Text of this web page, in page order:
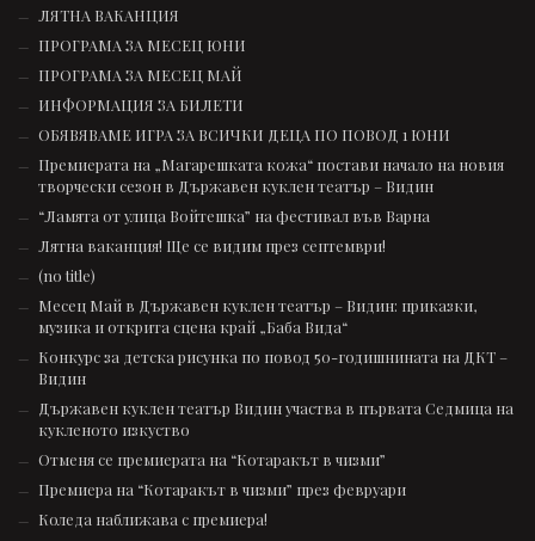
ЛЯТНА ВАКАНЦИЯ
ПРОГРАМА ЗА МЕСЕЦ ЮНИ
ПРОГРАМА ЗА МЕСЕЦ МАЙ
ИНФОРМАЦИЯ ЗА БИЛЕТИ
ОБЯВЯВАМЕ ИГРА ЗА ВСИЧКИ ДЕЦА ПО ПОВОД 1 ЮНИ
Премиерата на „Магарешката кожа“ постави начало на новия
творчески сезон в Държавен куклен театър – Видин
“Ламята от улица Войтешка” на фестивал във Варна
Лятна ваканция! Ще се видим през септември!
(no title)
Месец Май в Държавен куклен театър – Видин: приказки,
музика и открита сцена край „Баба Вида“
Конкурс за детска рисунка по повод 50-годишнината на ДКТ –
Видин
Държавен куклен театър Видин участва в първата Седмица на
кукленото изкуство
Отменя се премиерата на “Котаракът в чизми”
Премиера на “Котаракът в чизми” през февруари
Коледа наближава с премиера!